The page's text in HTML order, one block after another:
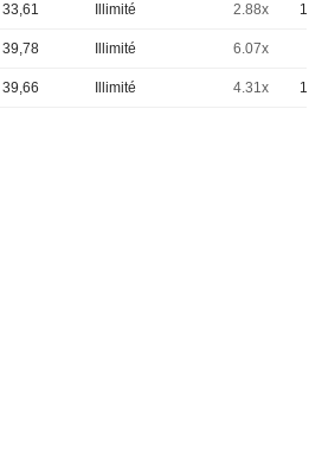
33,61 Illimité 2.88x 10
39,78 Illimité 6.07x
39,66 Illimité 4.31x 10